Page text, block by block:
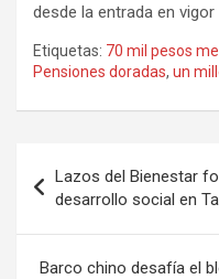
desde la entrada en
Etiquetas: 70 mil pesos
Pensiones doradas, un
de
entradas
Lazos del Bienestar
desarrollo social en
Barco chino desafía el